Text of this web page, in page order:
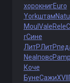
хорокнигEuro
YorkштамNatu
Moul ValeRele
rСине
ЛитРЛитР
Neal повсPamp
Коче
БунеСажиXVII